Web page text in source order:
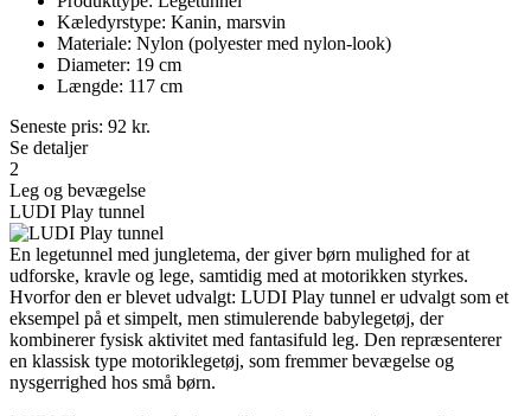
Kæledyrstype: Kanin, marsvin
Materiale: Nylon (polyester med nylon-look)
Diameter: 19 cm
Længde: 117 cm
Seneste pris: 92 kr.
Se detaljer
2
Leg og bevægelse
LUDI Play tunnel
En legetunnel med jungletema, der giver børn mulighed for at
udforske, kravle og lege, samtidig med at motorikken styrkes.
Hvorfor den er blevet udvalgt: LUDI Play tunnel er udvalgt som et
eksempel på et simpelt, men stimulerende babylegetøj, der
kombinerer fysisk aktivitet med fantasifuld leg. Den repræsenterer
en klassisk type motoriklegetøj, som fremmer bevægelse og
nysgerrighed hos små børn.